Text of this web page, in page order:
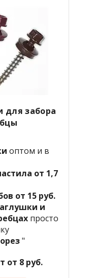
для забора
оптом и в
от 1,7
от 15 руб.
и
просто
"
от 8 руб.